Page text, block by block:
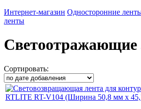
Интернет-магазин Односторонние
ленты
Светоотражающие
Сортировать: